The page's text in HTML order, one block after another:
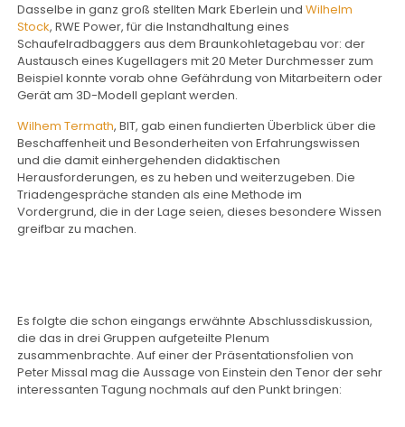
Dasselbe in ganz groß stellten Mark Eberlein undWilhelm
Stock, RWE Power, für die Instandhaltung eines
Schaufelradbaggers aus dem Braunkohletagebau vor: der
Austausch eines Kugellagers mit 20 Meter Durchmesser zum
Beispiel konnte vorab ohne Gefährdung von Mitarbeitern oder
Gerät am 3D-Modell geplant werden.
Wilhem Termath, BIT, gab einen fundierten Überblick über die
Beschaffenheit und Besonderheiten von Erfahrungswissen
und die damit einhergehenden didaktischen
Herausforderungen, es zu heben und weiterzugeben. Die
Triadengespräche standen als eine Methode im
Vordergrund, die in der Lage seien, dieses besondere Wissen
greifbar zu machen.
Es folgte die schon eingangs erwähnte Abschlussdiskussion,
die das in drei Gruppen aufgeteilte Plenum
zusammenbrachte. Auf einer der Präsentationsfolien von
Peter Missal mag die Aussage von Einstein den Tenor der sehr
interessanten Tagung nochmals auf den Punkt bringen: